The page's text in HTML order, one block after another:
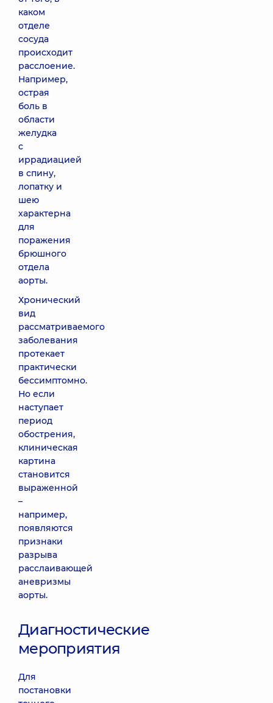
каком
отделе
сосуда
происходит
расслоение.
Например,
острая
боль в
области
желудка
с
иррадиацией
в спину,
лопатку и
шею
характерна
для
поражения
брюшного
отдела
аорты.
Хронический
вид
рассматриваемого
заболевания
протекает
практически
бессимптомно.
Но если
наступает
период
обострения,
клиническая
картина
становится
выраженной
–
например,
появляются
признаки
разрыва
расслаивающей
аневризмы
аорты.
Диагностические
мероприятия
Для
постановки